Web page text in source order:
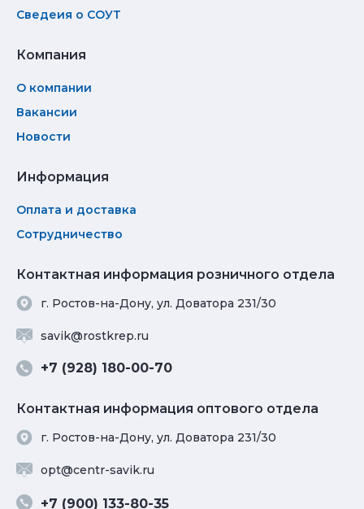
Сведеия о СОУТ
Компания
О компании
Вакансии
Новости
Информация
Оплата и доставка
Сотрудничество
Контактная информация розничного отдела
г. Ростов-на-Дону, ул. Доватора 231/30
savik@rostkrep.ru
+7 (928) 180-00-70
Контактная информация оптового отдела
г. Ростов-на-Дону, ул. Доватора 231/30
opt@centr-savik.ru
+7 (900) 133-80-35